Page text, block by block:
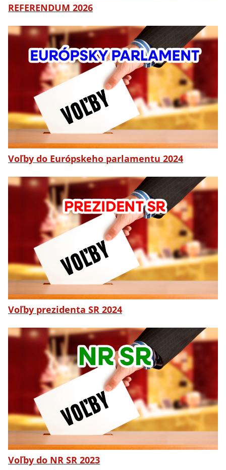
REFERENDUM 2026
Voľby do Európskeho parlamentu 2024
Voľby prezidenta SR 2024
Voľby do NR SR 2023